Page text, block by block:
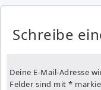
Schreibe
Deine E-Mail-Adresse
Felder sind mit *